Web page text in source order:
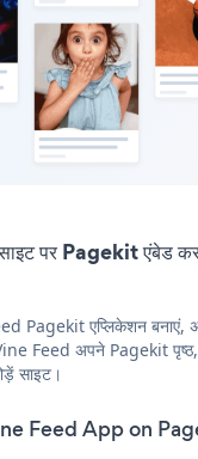
पर Pagekit एंबेड
Pagekit एप्लिकेशन बनाएं,
Feed अपने Pagekit पृष्ठ,
साइट।
Feed App on